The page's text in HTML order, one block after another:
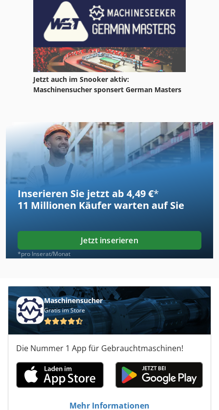
Jetzt auch im Snooker aktiv:
Maschinensucher sponsert German Masters
Inserieren Sie jetzt ab 4,49 €*
11 Millionen Käufer warten auf Sie
Jetzt inserieren
*pro Inserat/Monat
Maschinensucher
Gratis im Store
Die Nummer 1 App für Gebrauchtmaschinen!
Mehr Informationen